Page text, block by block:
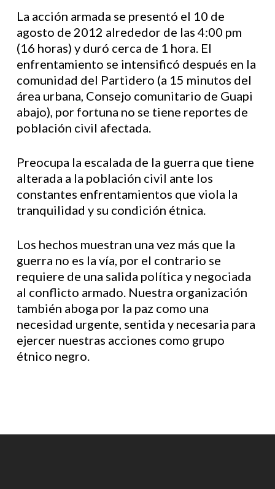
La acción armada se presentó el 10 de
agosto de 2012 alrededor de las 4:00 pm
(16 horas) y duró cerca de 1 hora. El
enfrentamiento se intensificó después en la
comunidad del Partidero (a 15 minutos del
área urbana, Consejo comunitario de Guapi
abajo), por fortuna no se tiene reportes de
población civil afectada.
Preocupa la escalada de la guerra que tiene
alterada a la población civil ante los
constantes enfrentamientos que viola la
tranquilidad y su condición étnica.
Los hechos muestran una vez más que la
guerra no es la vía, por el contrario se
requiere de una salida política y negociada
al conflicto armado. Nuestra organización
también aboga por la paz como una
necesidad urgente, sentida y necesaria para
ejercer nuestras acciones como grupo
étnico negro.